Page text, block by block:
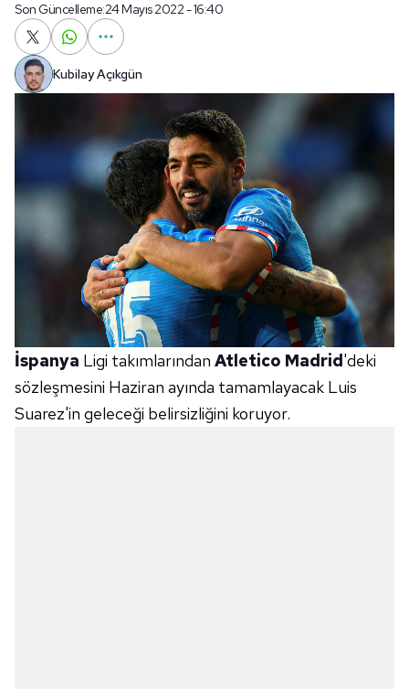
Son Güncelleme:24 Mayıs 2022 - 16:40
Kubilay Açıkgün
İspanya Ligi takımlarından Atletico Madrid'deki
sözleşmesini Haziran ayında tamamlayacak Luis
Suarez'in geleceği belirsizliğini koruyor.